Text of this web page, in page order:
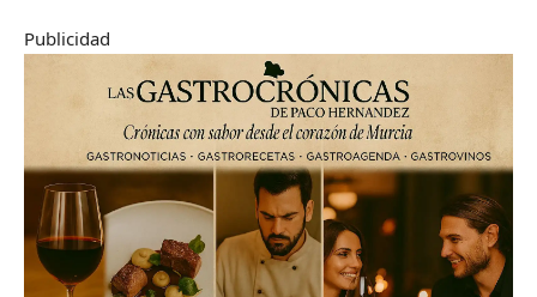
Publicidad